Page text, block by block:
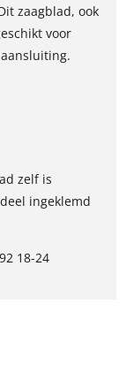
zaagblad, ook
voor
zelf is
ingeklemd
18-24